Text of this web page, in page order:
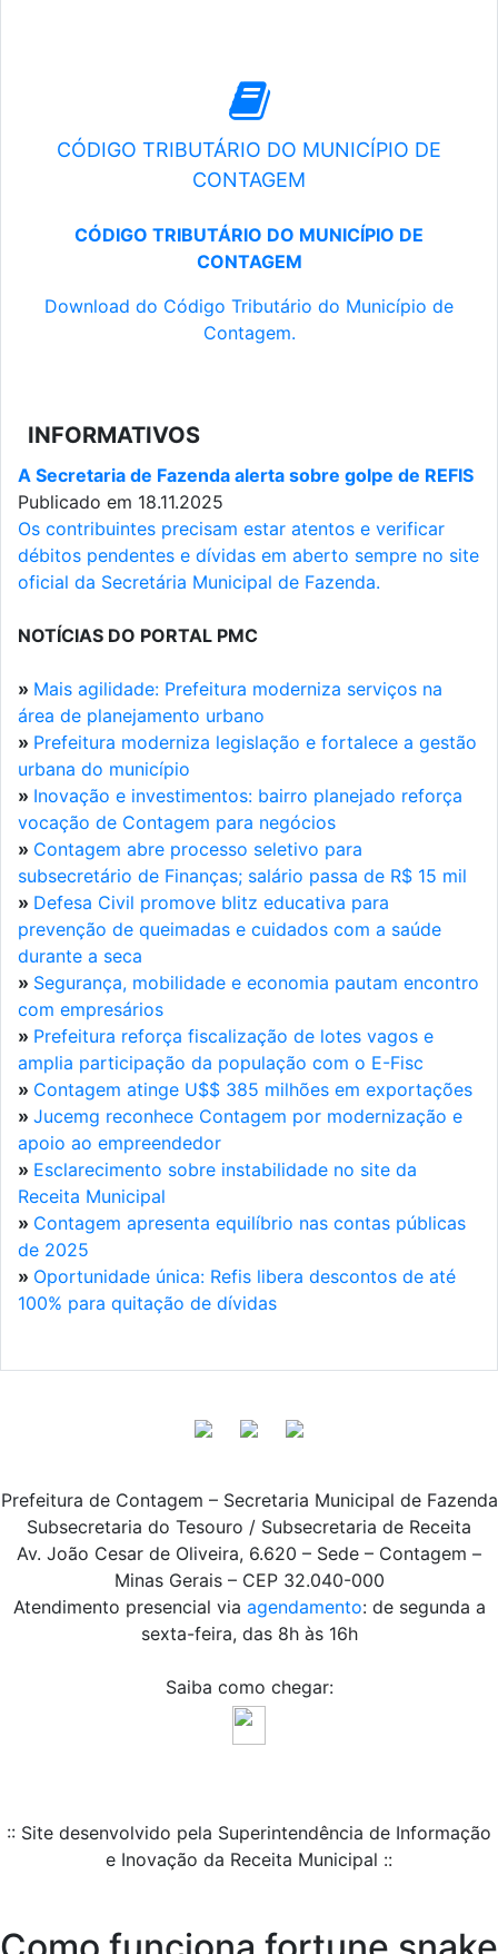
CÓDIGO TRIBUTÁRIO DO MUNICÍPIO DE
CONTAGEM
CÓDIGO TRIBUTÁRIO DO MUNICÍPIO DE
CONTAGEM
Download do Código Tributário do Município de
Contagem.
INFORMATIVOS
A Secretaria de Fazenda alerta sobre golpe de REFIS
Publicado em 18.11.2025
Os contribuintes precisam estar atentos e verificar
débitos pendentes e dívidas em aberto sempre no site
oficial da Secretária Municipal de Fazenda.
NOTÍCIAS DO PORTAL PMC
» Mais agilidade: Prefeitura moderniza serviços na
área de planejamento urbano
» Prefeitura moderniza legislação e fortalece a gestão
urbana do município
» Inovação e investimentos: bairro planejado reforça
vocação de Contagem para negócios
» Contagem abre processo seletivo para
subsecretário de Finanças; salário passa de R$ 15 mil
» Defesa Civil promove blitz educativa para
prevenção de queimadas e cuidados com a saúde
durante a seca
» Segurança, mobilidade e economia pautam encontro
com empresários
» Prefeitura reforça fiscalização de lotes vagos e
amplia participação da população com o E-Fisc
» Contagem atinge U$$ 385 milhões em exportações
» Jucemg reconhece Contagem por modernização e
apoio ao empreendedor
» Esclarecimento sobre instabilidade no site da
Receita Municipal
» Contagem apresenta equilíbrio nas contas públicas
de 2025
» Oportunidade única: Refis libera descontos de até
100% para quitação de dívidas
Prefeitura de Contagem – Secretaria Municipal de Fazenda
Subsecretaria do Tesouro / Subsecretaria de Receita
Av. João Cesar de Oliveira, 6.620 – Sede – Contagem –
Minas Gerais – CEP 32.040-000
Atendimento presencial via agendamento: de segunda a
sexta-feira, das 8h às 16h
Saiba como chegar:
:: Site desenvolvido pela Superintendência de Informação
e Inovação da Receita Municipal ::